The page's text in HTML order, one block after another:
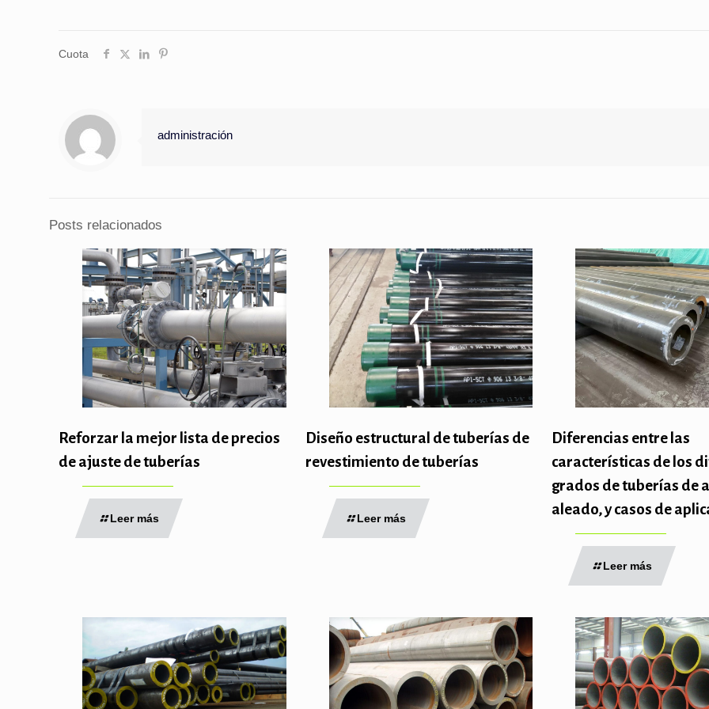
Cuota
administración
Posts relacionados
Reforzar la mejor lista de precios
de ajuste de tuberías
Leer más
Diseño estructural de tuberías de
revestimiento de tuberías
Leer más
Diferencias entre las
características de los
grados de tuberías de
aleado, y casos de
Leer más